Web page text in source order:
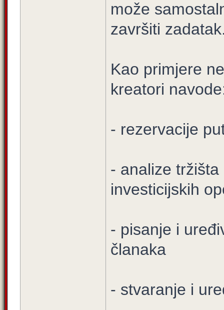
može
završiti
Kao primjere
kreatori
- rezervacije
- analize
investicijskih
- pisanje i
članaka
- stvaranje i